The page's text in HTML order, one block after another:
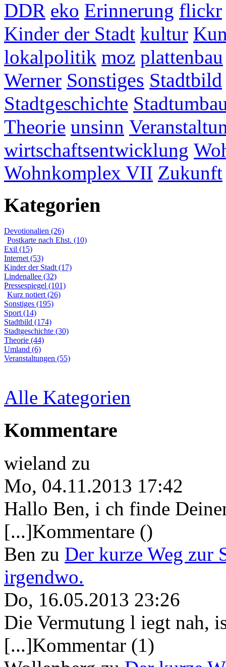
DDR eko Erinnerung flickr
Kinder der Stadt kultur
lokalpolitik moz plattenbau
Werner Sonstiges Stadtbild
Stadtgeschichte
Theorie unsinn
wirtschaftsentwicklung
Wohnkomplex VII Zukunft
Kategorien
Devotionalien (26)
Postkarte nach Ehst. (10)
Exil (15)
Internet (53)
Kinder der Stadt (17)
Lindenallee (32)
Pressespiegel (101)
Kurz notiert (26)
Sonstiges (195)
Sport (14)
Stadtbild (174)
Stadtgeschichte (30)
Theorie (44)
Umland (6)
Veranstaltungen (55)
Alle Kategorien
Kommentare
wieland zu
Mo, 04.11.2013 17:42
Hallo Ben, i ch finde
[...]Kommentare ()
Ben zu Der kurze Weg zur
irgendwo.
Do, 16.05.2013 23:26
Die Vermutung l iegt nah,
[...]Kommentar (1)